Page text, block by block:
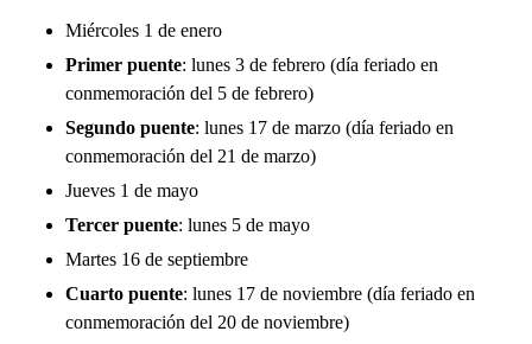
Miércoles 1 de enero
Primer puente: lunes 3 de febrero (día feriado en
conmemoración del 5 de febrero)
Segundo puente: lunes 17 de marzo (día feriado en
conmemoración del 21 de marzo)
Jueves 1 de mayo
Tercer puente: lunes 5 de mayo
Martes 16 de septiembre
Cuarto puente: lunes 17 de noviembre (día feriado en
conmemoración del 20 de noviembre)